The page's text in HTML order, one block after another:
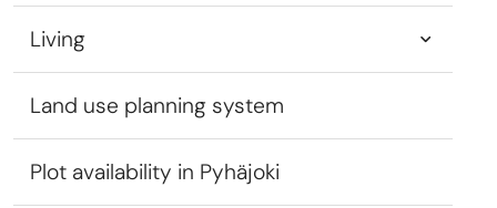
Living
Land use planning system
Plot availability in Pyhäjoki